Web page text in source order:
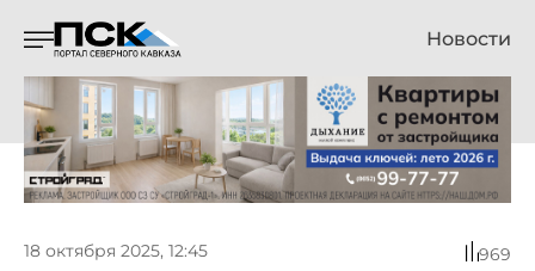
Новости
18 октября 2025, 12:45 969